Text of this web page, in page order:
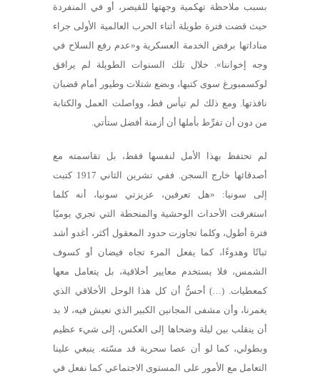
بسبب ملاحظة تهكمية وجهتها للقيصر، أو في المنفردة
حيث قضت فترة طويلة أثناء الحرب العالمية الأولى جراء
مناداتها برفض الخدمة العسكرية و«عدم رفع السلاح في
وجه إخواننا». خلال تلك السنوات الطويلة لم يرافق
لوكسمبورغ سوى كتبها، وبضع شتلات وطيور أمام قضبان
نافذتها. ومع ذلك لم تيأس قط، وواصلت العمل والكتابة
من دون أن تفرِّط بأملها أن أزمنة أفضل ستأتي.
لم تحتفظ بهذا الأمل لنفسها فقط، بل تقاسمته مع
أصدقائها خارج السجن. ففي تشرين الثاني 1917 كتبت
إلى سونيا: «هل تعرفين، عزيزتي سونيا، أنه كلما
استغرقت الأحداث الوحشية والمنحطة التي تجري يوميًا
فترة أطول، وكلما تجاوزت حدود المعقول أكثر، أغدو أشد
ثباتًا وهدوءًا، كما يفعل المرء تجاه فيضان أو كسوف
الشمس، فلا يستخدم معايير أخلاقية، بل يتعامل معها
كمعطيات. (…) أحسُّ أن كل هذا الوحل الأخلاقي الذي
يغمرنا، وأن مشفى المجانين الكبير الذي نعيش فيه، لا بد
أن ينقلب بين ليلة وضحاها إلى العكس، إلى شيء عظيم
وبطولي، كما لو أن عصا سحرية قد مسّته. ينبغي علينا
التعامل مع الأمور على المستوى الاجتماعي كما نفعل في